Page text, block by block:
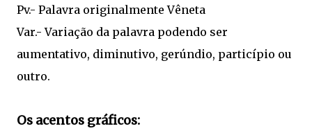
Pv.- Palavra originalmente Vêneta
Var.- Variação da palavra podendo ser
aumentativo, diminutivo, gerúndio, particípio ou
outro.
Os acentos gráficos: